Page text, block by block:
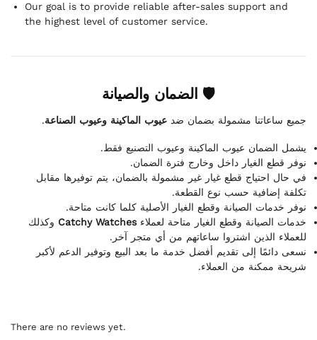
Our goal is to provide reliable after-sales support and
the highest level of customer service.
🛡 الضمان والصيانة
جميع ساعاتنا مشمولة بضمان ضد عيوب الماكينة وعيوب الصناعة.
يشمل الضمان عيوب الماكينة وعيوب التصنيع فقط.
نوفر قطع الغيار داخل وخارج فترة الضمان.
في حال احتياج قطع غيار غير مشمولة بالضمان، يتم توفيرها مقابل
تكلفة إضافية حسب نوع القطعة.
نوفر خدمات الصيانة وقطع الغيار الأصلية كلما كانت متاحة.
خدمات الصيانة وقطع الغيار متاحة لعملاءCatchy Watches وكذلك
للعملاء الذين اشتروا ساعاتهم من أي متجر آخر.
نسعى دائمًا إلى تقديم أفضل خدمة ما بعد البيع وتوفير الدعم لأكبر
شريحة ممكنة من العملاء.
There are no reviews yet.